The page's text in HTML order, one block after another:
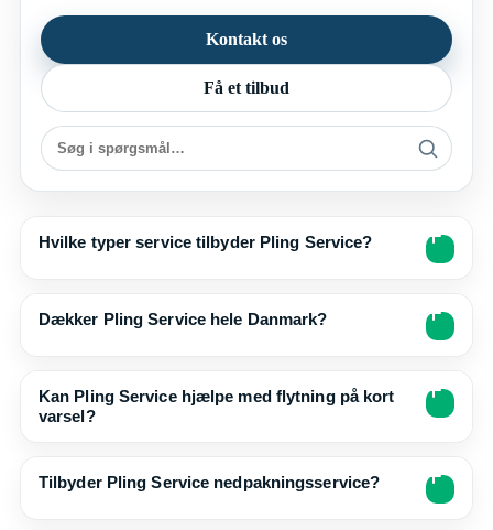
Kontakt os
Få et tilbud
Hvilke typer service tilbyder Pling Service?
Dækker Pling Service hele Danmark?
Kan Pling Service hjælpe med flytning på kort
varsel?
Tilbyder Pling Service nedpakningsservice?